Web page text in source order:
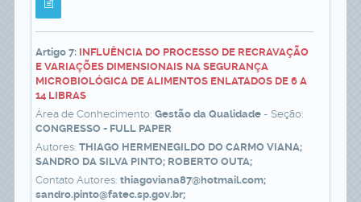
Artigo 7: INFLUÊNCIA DO PROCESSO DE RECRAVAÇÃO
E VARIAÇÕES DIMENSIONAIS NA SEGURANÇA
MICROBIOLÓGICA DE ALIMENTOS ENLATADOS DE 6 A
14 LIBRAS
Área de Conhecimento: Gestão da Qualidade - Seção:
CONGRESSO - FULL PAPER
Autores: THIAGO HERMENEGILDO DO CARMO VIANA;
SANDRO DA SILVA PINTO; ROBERTO OUTA;
Contato Autores: thiagoviana87@hotmail.com;
sandro.pinto@fatec.sp.gov.br;